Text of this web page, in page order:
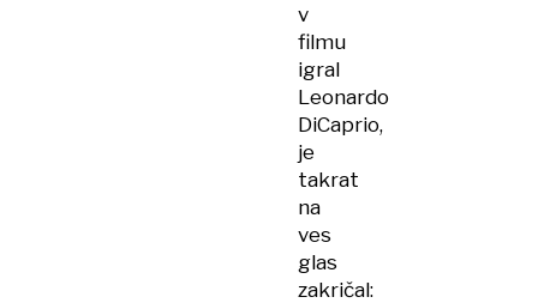
v
filmu
igral
Leonardo
DiCaprio,
je
takrat
na
ves
glas
zakričal: